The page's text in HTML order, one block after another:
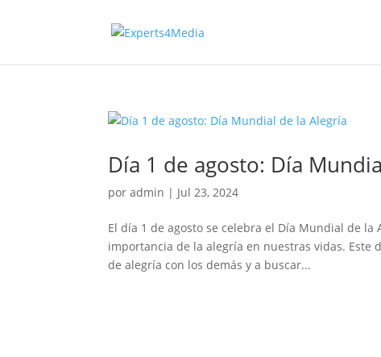
Día 1 de agosto: Día
poradmin | Jul 23, 2024
El día 1 de agosto se celebra el Día Mundial de
importancia de la alegría en nuestras vidas.
de alegría con los demás y a buscar...